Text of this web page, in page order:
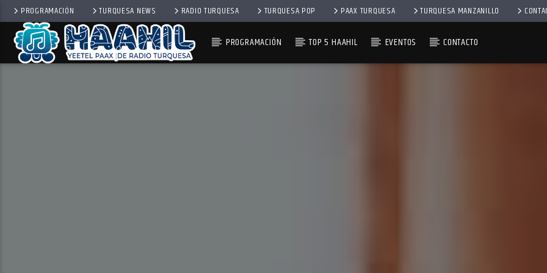
PROGRAMACIÓN TURQUESA NEWS RADIO TURQUESA TURQUESA POP PAAX TURQUESA TURQUESA MANZANILLO
PROGRAMACIÓN TOP 5 HAAHIL EVENTOS CONTACTO